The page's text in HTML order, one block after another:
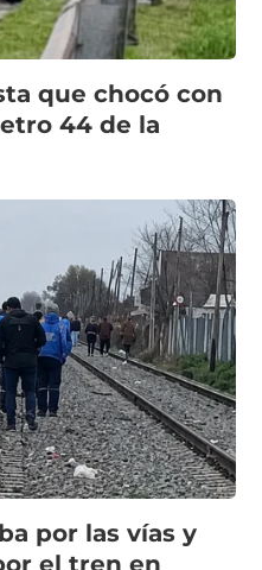
que chocó con
44 de la
por las vías y
el tren en